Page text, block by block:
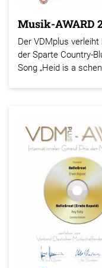
Musik-AWARD
Der VDMplus
der Sparte Country-
Song „Heid is a